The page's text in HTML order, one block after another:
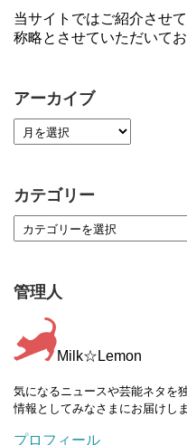
当サイトではご紹介させ
称略とさせていただいて
アーカイブ
カテゴリー
管理人
Milk☆Lemon
気になるニュースや芸能ネタを
情報としてみなさまにお届けしま
プロフィール